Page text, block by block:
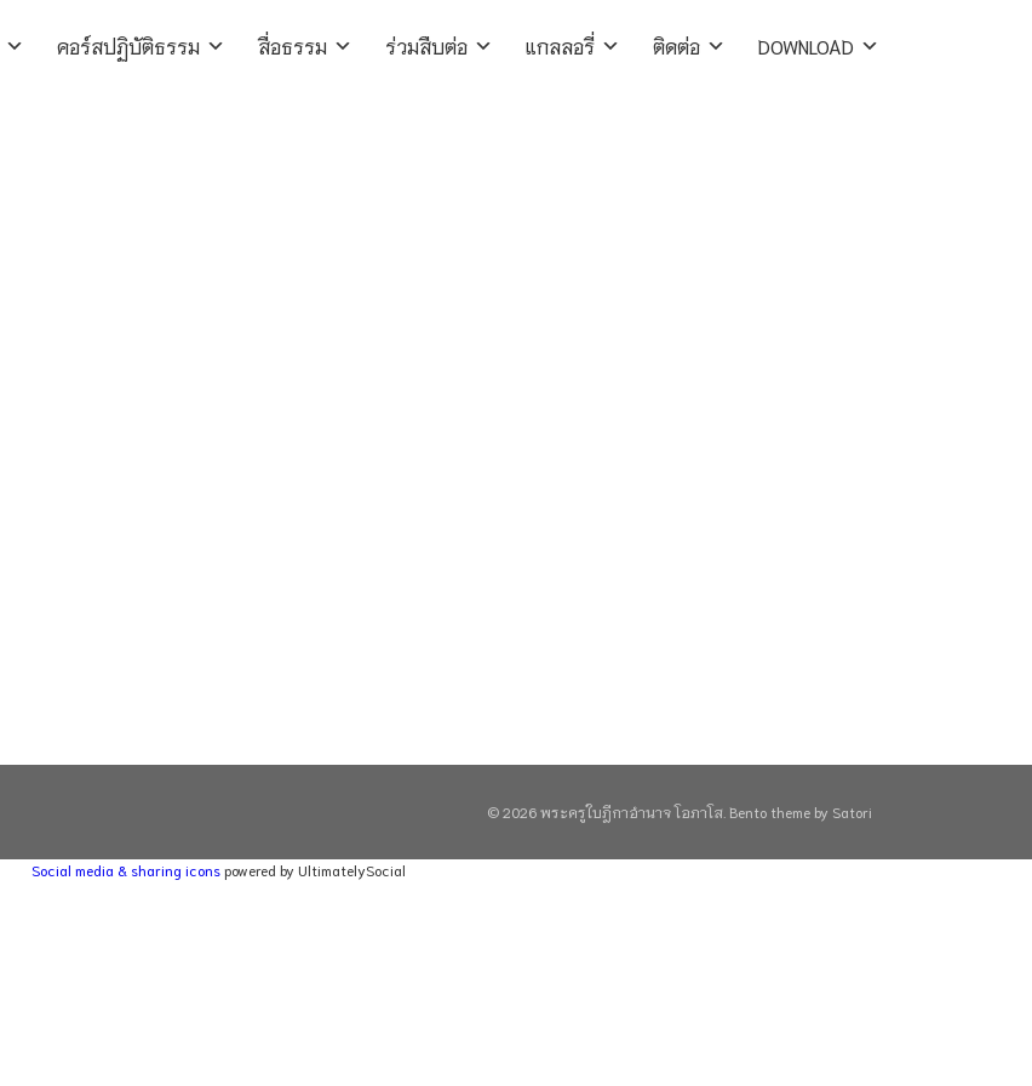
คอร์สปฏิบัติธรรม สื่อธรรม ร่วมสืบต่อ แกลลอรี่ ติดต่อ DOWNLOAD
© 2026 พระครูใบฎีกาอำนาจ โอภาโส. Bento theme by Satori
Social media & sharing icons powered by UltimatelySocial